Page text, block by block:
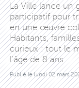
La Ville lance un
participatif pour
en une œuvre
Habitants,
curieux : tout le
l’âge de 8 ans.
Publié lelundi 02 mars